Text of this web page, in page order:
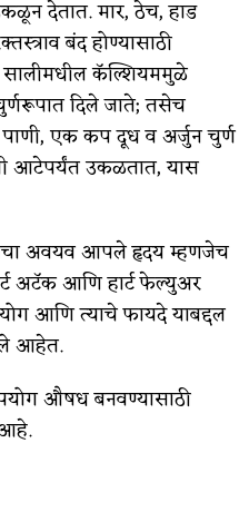
देतात. मार, ठेच, हाड
बंद होण्यासाठी
सालीमधील कॅल्शियममुळे
दिले जाते; तसेच
एक कप दूध व अर्जुन चुर्ण
आटेपर्यंत उकळतात, यास
अवयव आपले हृदय म्हणजेच
अटॅक आणि हार्ट फेल्युअर
आणि त्याचे फायदे याबद्दल
आहेत.
औषध बनवण्यासाठी